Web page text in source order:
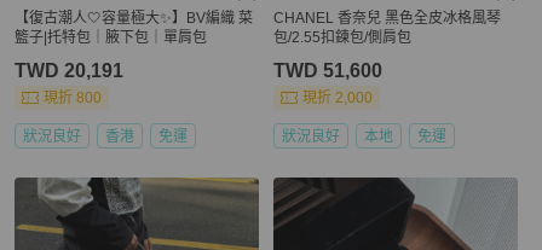
【復古潮人🤍容量極大✨】BV編織 菜
籃子|托特包｜腋下包｜單肩包
TWD 20,191
現折 800
狀況良好 香港 免運
CHANEL 香奈兒 黑色全皮冰格風琴
包/2.55扣鍊包/側肩包
TWD 51,600
現折 2,000
狀況良好 本地 免運